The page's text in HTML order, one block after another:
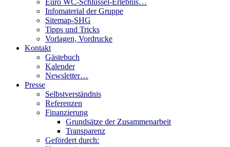
Infomaterial der Gruppe
Sitemap-SHG
Tipps und Tricks
Vorlagen, Vordrucke
Kontakt
Gästebuch
Kalender
Newsletter…
Presse
Selbstverständnis
Referenzen
Finanzierung
Grundsätze der Zusammenarbeit
Transparenz
Gefördert durch: